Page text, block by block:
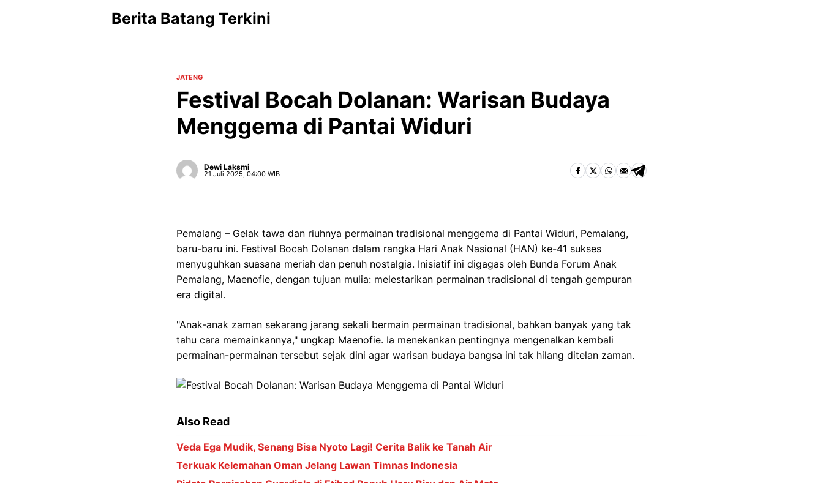
Berita Batang Terkini
JATENG
Festival Bocah Dolanan: Warisan Budaya
Menggema di Pantai Widuri
Dewi Laksmi
21 Juli 2025, 04:00 WIB
Pemalang – Gelak tawa dan riuhnya permainan tradisional menggema di Pantai Widuri, Pemalang,
baru-baru ini. Festival Bocah Dolanan dalam rangka Hari Anak Nasional (HAN) ke-41 sukses
menyuguhkan suasana meriah dan penuh nostalgia. Inisiatif ini digagas oleh Bunda Forum Anak
Pemalang, Maenofie, dengan tujuan mulia: melestarikan permainan tradisional di tengah gempuran
era digital.
"Anak-anak zaman sekarang jarang sekali bermain permainan tradisional, bahkan banyak yang tak
tahu cara memainkannya," ungkap Maenofie. Ia menekankan pentingnya mengenalkan kembali
permainan-permainan tersebut sejak dini agar warisan budaya bangsa ini tak hilang ditelan zaman.
Also Read
Veda Ega Mudik, Senang Bisa Nyoto Lagi! Cerita Balik ke Tanah Air
Terkuak Kelemahan Oman Jelang Lawan Timnas Indonesia